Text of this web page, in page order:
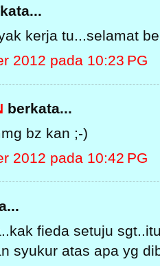
kerja tu...selamat
2012 pada 10:23 PG
berkata...
bz kan ;-)
2012 pada 10:42 PG
fieda setuju
syukur atas apa yg